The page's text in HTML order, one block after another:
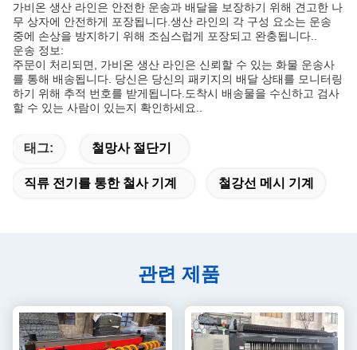
가비온 생산 라인은 안전한 운송과 배달을 보장하기 위해 견고한 나
무 상자에 안전하게 포장됩니다.생산 라인의 각 구성 요소는 운송
중에 손상을 방지하기 위해 조심스럽게 포장되고 완충됩니다..
운송 정보:
주문이 처리되면, 가비온 생산 라인은 신뢰할 수 있는 화물 운송사
를 통해 배송됩니다. 당신은 당신의 패키지의 배달 상태를 모니터링
하기 위해 추적 번호를 받게됩니다.도착시 배송물을 수신하고 검사
할 수 있는 사람이 있는지 확인하세요..
태그: 철망사 절단기
직류 전기를 통한 철사 기계 철강선 메시 기계
관련 제품